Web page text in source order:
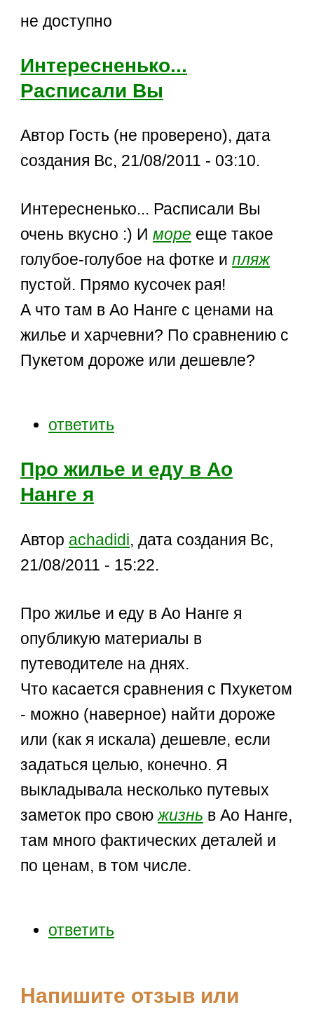
не доступно
Интересненько...
Расписали Вы
Автор Гость (не проверено), дата
создания Вс, 21/08/2011 - 03:10.
Интересненько... Расписали Вы
очень вкусно :) Иморе еще такое
голубое-голубое на фотке ипляж
пустой. Прямо кусочек рая!
А что там в Ао Нанге с ценами на
жилье и харчевни? По сравнению с
Пукетом дороже или дешевле?
ответить
Про жилье и еду в Ао
Нанге я
Автор achadidi, дата создания Вс,
21/08/2011 - 15:22.
Про жилье и еду в Ао Нанге я
опубликую материалы в
путеводителе на днях.
Что касается сравнения с Пхукетом
- можно (наверное) найти дороже
или (как я искала) дешевле, если
задаться целью, конечно. Я
выкладывала несколько путевых
заметок про своюжизнь в Ао Нанге,
там много фактических деталей и
по ценам, в том числе.
ответить
Напишите отзыв или